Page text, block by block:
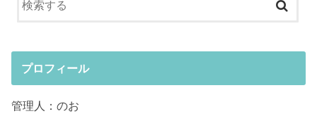
プロフィール
管理人：のお